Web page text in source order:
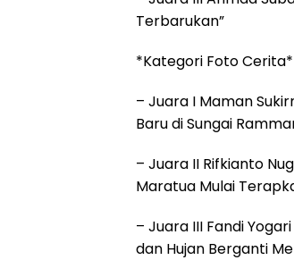
Terbarukan”
*Kategori Foto Cerita*
– Juara I Maman
Baru di Sungai
– Juara II Rifkianto
Maratua Mulai
– Juara III Fandi
dan Hujan Berganti